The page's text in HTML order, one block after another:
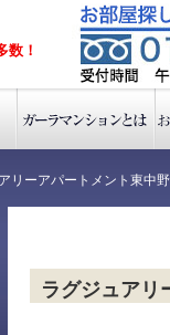
数！
リーアパートメント東中野
ラグジュアリ